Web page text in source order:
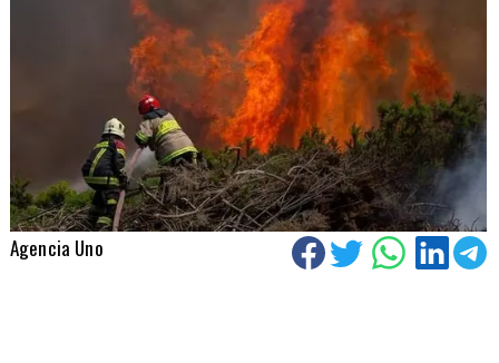
Agencia Uno